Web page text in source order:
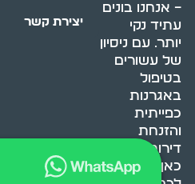
– אנחנו בונים
עתיד נקי
יותר. עם ניסיון
של עשורים
בטיפול
באגרנות
כפייתית
והזנחת
דירות, אנחנו
כאן כדי לעזור
יצירת קשר